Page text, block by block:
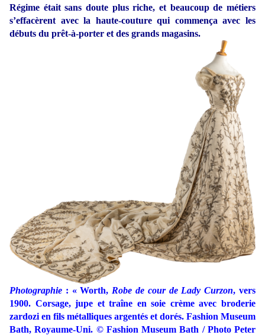
Régime était sans doute plus riche, et beaucoup de métiers
s’effacèrent avec la haute-couture qui commença avec les
débuts du prêt-à-porter et des grands magasins.
Photographie : « Worth, Robe de cour de Lady Curzon, vers
1900. Corsage, jupe et traîne en soie crème avec broderie
zardozi en fils métalliques argentés et dorés. Fashion Museum
Bath, Royaume-Uni. © Fashion Museum Bath / Photo Peter